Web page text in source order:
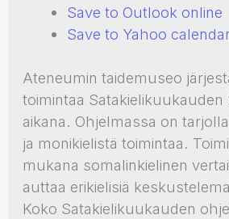
Save to Outlook online
Save to Yahoo
Ateneumin taidemuseo
toimintaa Satakielikuukauden
aikana. Ohjelmassa on
ja monikielistä toimintaa.
mukana somalinkielinen
auttaa erikielisiä
Koko Satakielikuukauden